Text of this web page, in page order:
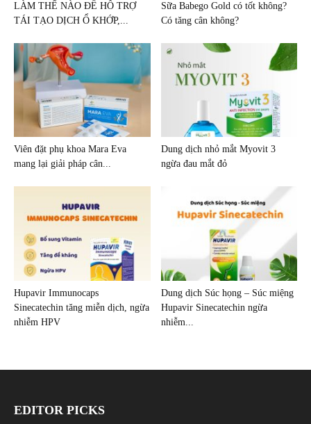
LÀM THẾ NÀO ĐỂ HỖ TRỢ
TÁI TẠO DỊCH Ổ KHỚP,...
Sữa Babego Gold có tốt không?
Có tăng cân không?
Viên đặt phụ khoa Mara Eva
mang lại giải pháp cân...
Dung dịch nhỏ mắt Myovit 3
ngừa đau mắt đỏ
Hupavir Immunocaps
Sinecatechin tăng miễn dịch, ngừa
nhiễm HPV
Dung dịch Súc họng – Súc miệng
Hupavir Sinecatechin ngừa
nhiễm...
EDITOR PICKS